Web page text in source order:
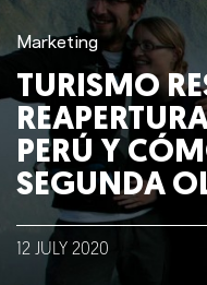
Nosotros
Marketing
TURISMO
PERÚ Y
SEGUNDA
12 JULY 2020